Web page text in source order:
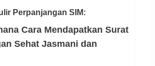
Perpanjangan SIM:
Cara Mendapatkan Surat
Sehat Jasmani dan